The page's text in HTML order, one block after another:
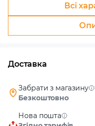
Всі
Доставка
Забрати з магазину
Безкоштовно
Нова пошта